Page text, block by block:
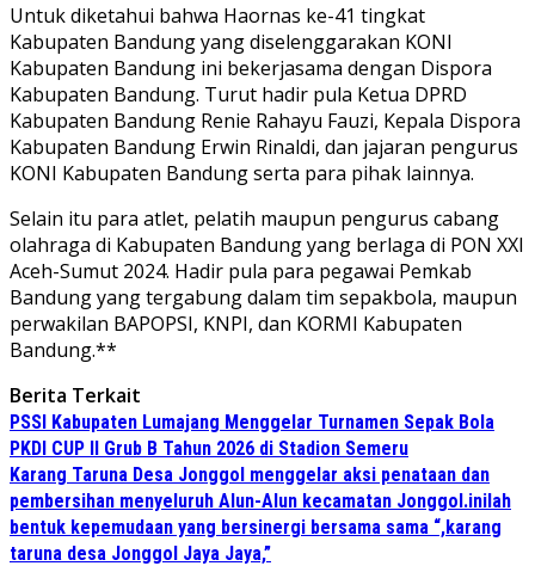
Untuk diketahui bahwa Haornas ke-41 tingkat
Kabupaten Bandung yang diselenggarakan KONI
Kabupaten Bandung ini bekerjasama dengan Dispora
Kabupaten Bandung. Turut hadir pula Ketua DPRD
Kabupaten Bandung Renie Rahayu Fauzi, Kepala Dispora
Kabupaten Bandung Erwin Rinaldi, dan jajaran pengurus
KONI Kabupaten Bandung serta para pihak lainnya.
Selain itu para atlet, pelatih maupun pengurus cabang
olahraga di Kabupaten Bandung yang berlaga di PON XXI
Aceh-Sumut 2024. Hadir pula para pegawai Pemkab
Bandung yang tergabung dalam tim sepakbola, maupun
perwakilan BAPOPSI, KNPI, dan KORMI Kabupaten
Bandung.**
Berita Terkait
PSSI Kabupaten Lumajang Menggelar Turnamen Sepak Bola
PKDI CUP II Grub B Tahun 2026 di Stadion Semeru
Karang Taruna Desa Jonggol menggelar aksi penataan dan
pembersihan menyeluruh Alun-Alun kecamatan Jonggol.inilah
bentuk kepemudaan yang bersinergi bersama sama “,karang
taruna desa Jonggol Jaya Jaya,”